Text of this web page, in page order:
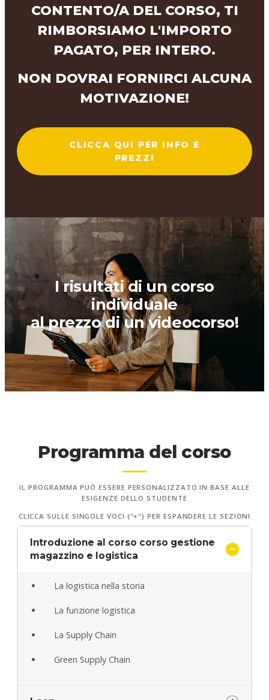
CONTENTO/A DEL CORSO, TI
RIMBORSIAMO L'IMPORTO
PAGATO, PER INTERO.
NON DOVRAI FORNIRCI ALCUNA
MOTIVAZIONE!
CLICCA QUI PER INFO E
PREZZI
I risultati di un corso
individuale
al prezzo di un videocorso!
Programma del corso
IL PROGRAMMA PUÒ ESSERE PERSONALIZZATO IN BASE ALLE
ESIGENZE DELLO STUDENTE
CLICCA SULLE SINGOLE VOCI ("+") PER ESPANDERE LE SEZIONI
Introduzione al corso corso gestione
magazzino e logistica
La logistica nella storia
La funzione logistica
La Supply Chain
Green Supply Chain